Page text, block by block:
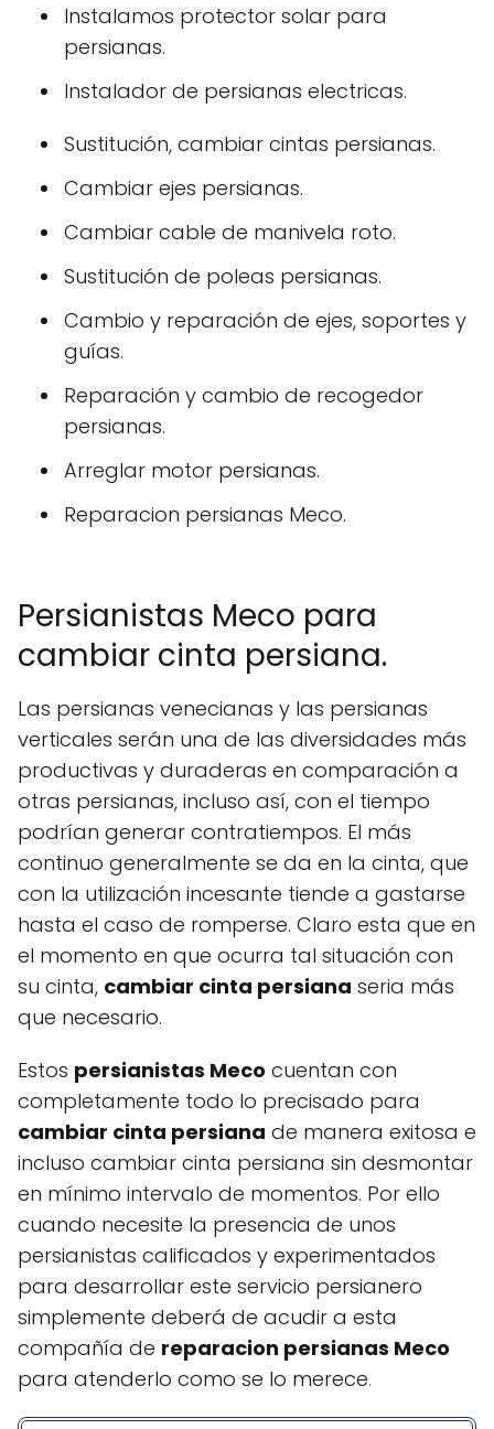
Instalamos protector solar para
persianas.
Instalador de persianas electricas.
Sustitución, cambiar cintas persianas.
Cambiar ejes persianas.
Cambiar cable de manivela roto.
Sustitución de poleas persianas.
Cambio y reparación de ejes, soportes y
guías.
Reparación y cambio de recogedor
persianas.
Arreglar motor persianas.
Reparacion persianas Meco.
Persianistas Meco para
cambiar cinta persiana.
Las persianas venecianas y las persianas
verticales serán una de las diversidades más
productivas y duraderas en comparación a
otras persianas, incluso así, con el tiempo
podrían generar contratiempos. El más
continuo generalmente se da en la cinta, que
con la utilización incesante tiende a gastarse
hasta el caso de romperse. Claro esta que en
el momento en que ocurra tal situación con
su cinta, cambiar cinta persiana seria más
que necesario.
Estos persianistas Meco cuentan con
completamente todo lo precisado para
cambiar cinta persiana de manera exitosa e
incluso cambiar cinta persiana sin desmontar
en mínimo intervalo de momentos. Por ello
cuando necesite la presencia de unos
persianistas calificados y experimentados
para desarrollar este servicio persianero
simplemente deberá de acudir a esta
compañía de reparacion persianas Meco
para atenderlo como se lo merece.